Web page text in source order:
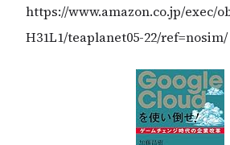
https://www.amazon.co.jp/exec/
H31L1/teaplanet05-22/ref=nosim/